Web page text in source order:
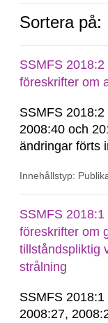
Sortera på:
SSMFS
föreskrifter om
SSMFS
2008:40 och
ändringar förts
Innehållstyp:
SSMFS
föreskrifter om
tillståndspliktig
strålning
SSMFS
2008:27,